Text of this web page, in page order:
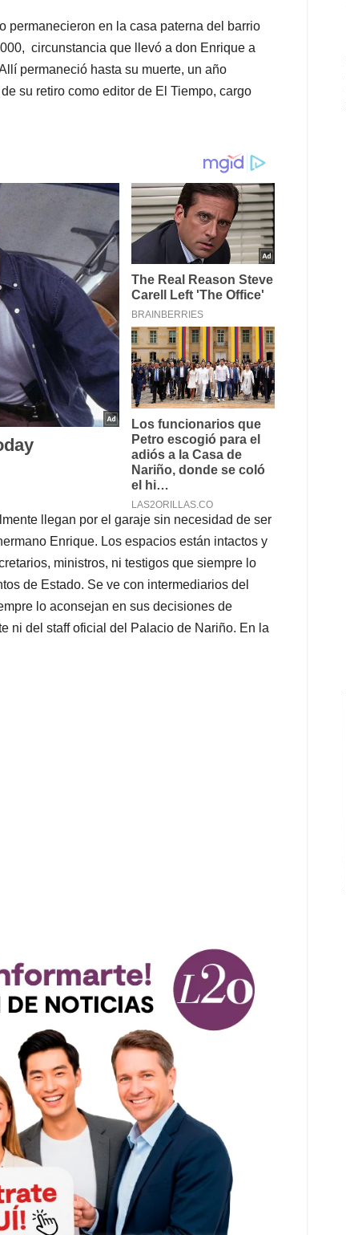
permanecieron en la casa paterna del barrio
circunstancia que llevó a don Enrique a
permaneció hasta su muerte, un año
su retiro como editor de El Tiempo, cargo
llegan por el garaje sin necesidad de ser
Enrique. Los espacios están intactos y
ministros, ni testigos que siempre lo
de Estado. Se ve con intermediarios del
lo aconsejan en sus decisiones de
ni del staff oficial del Palacio de Nariño. En la